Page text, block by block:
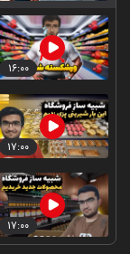
۱۶:۰۰
۱۷:۰۰
۱۷:۰۰